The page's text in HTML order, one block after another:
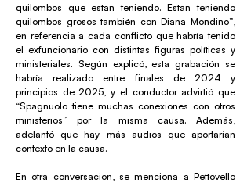
quilombos que están teniendo. Están teniendo
quilombos grosos también con Diana Mondino”,
en referencia a cada conflicto que habría tenido
el exfuncionario con distintas figuras políticas y
ministeriales. Según explicó, esta grabación se
habría realizado entre finales de 2024 y
principios de 2025, y el conductor advirtió que
“Spagnuolo tiene muchas conexiones con otros
ministerios” por la misma causa. Además,
adelantó que hay más audios que aportarían
contexto en la causa.
En otra conversación, se menciona a Pettovello